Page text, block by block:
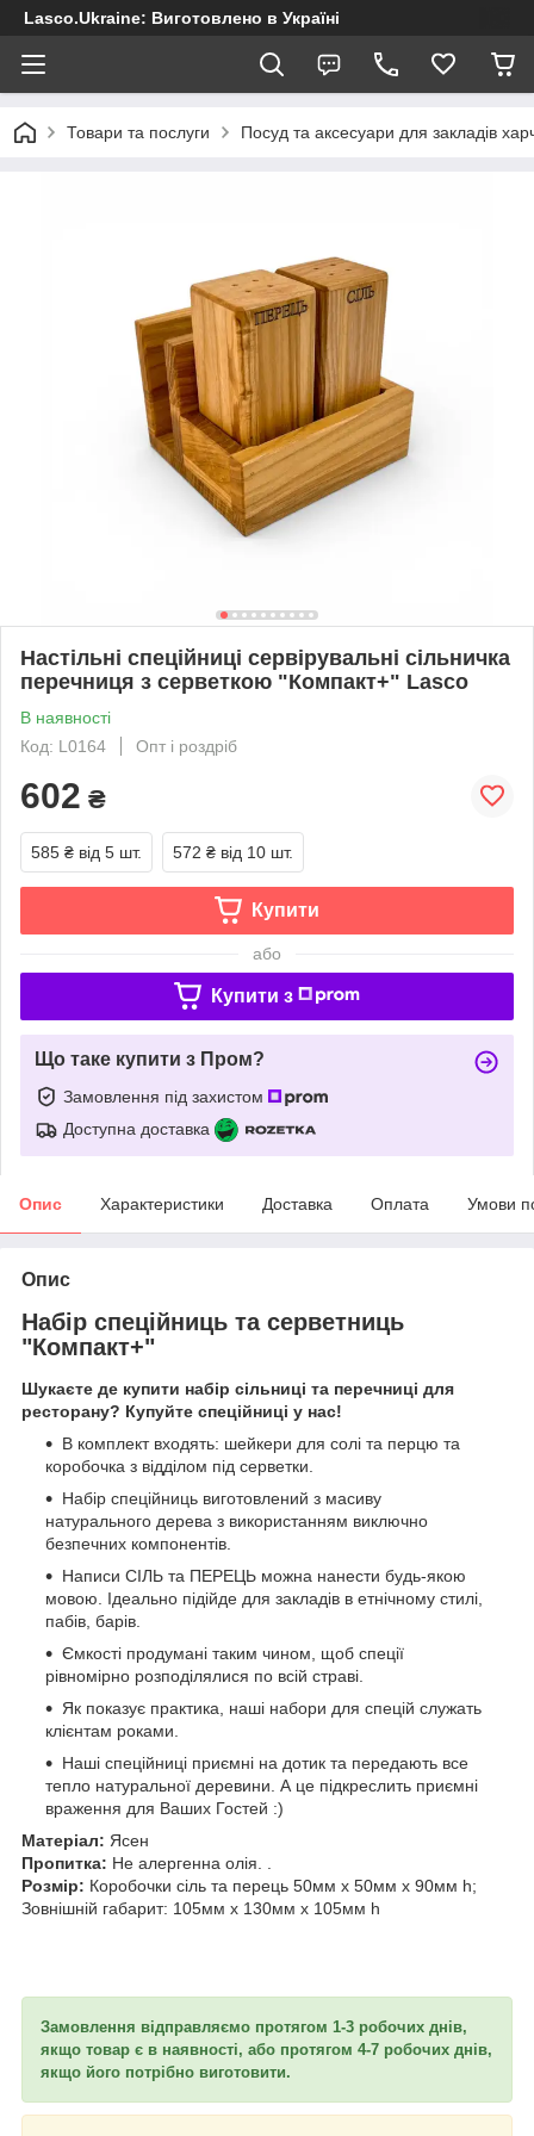
Lasco.Ukraine: Виготовлено в Україні
Товари та послуги Посуд та аксесуари для закладів
Настільні спеційниці сервірувальні сільничка
перечниця з серветкою "Компакт+" Lasco
В наявності
Код: L0164
Опт і роздріб
602 ₴
585 ₴ від 5 шт. 572 ₴ від 10 шт.
Купити
або
Купити з
Що таке купити з Пром?
Замовлення під захистом
Доступна доставка
Опис Характеристики Доставка Оплата Умови
Опис
Набір спеційниць та серветниць
"Компакт+"
Шукаєте де купити набір сільниці та перечниці для
ресторану? Купуйте спеційниці у нас!
В комплект входять: шейкери для солі та перцю та
коробочка з відділом під серветки.
Набір спеційниць виготовлений з масиву
натурального дерева з використанням виключно
безпечних компонентів.
Написи СІЛЬ та ПЕРЕЦЬ можна нанести будь-якою
мовою. Ідеально підійде для закладів в етнічному стилі,
пабів, барів.
Ємкості продумані таким чином, щоб спеції
рівномірно розподілялися по всій страві.
Як показує практика, наші набори для спецій служать
клієнтам роками.
Наші спеційниці приємні на дотик та передають все
тепло натуральної деревини. А це підкреслить приємні
враження для Ваших Гостей :)
Матеріал: Ясен
Пропитка: Не алергенна олія. .
Розмір: Коробочки сіль та перець 50мм х 50мм x 90мм h;
Зовнішній габарит: 105мм х 130мм х 105мм h
Замовлення відправляємо протягом 1-3 робочих днів,
якщо товар є в наявності, або протягом 4-7 робочих днів,
якщо його потрібно виготовити.